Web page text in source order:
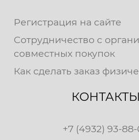
Регистрация на сайте
Сотрудничество с
совместных покупок
Как сделать заказ
КОНТАКТЫ
+7 (4932) 93-